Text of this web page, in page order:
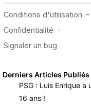
Derniers Articles Publiés
PSG : Luis Enrique
16 ans !